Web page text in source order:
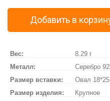
Добавить в
Вес:
8.29 г
Металл:
Серебро
Размер вставки:
Овал
Размер изделия:
Крупное